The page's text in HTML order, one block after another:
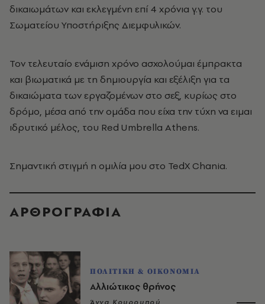
δικαιωμάτων και εκλεγμένη επί 4 χρόνια γ.γ. του
Σωματείου Υποστήριξης Διεμφυλικών.
Τον τελευταίο ενάμιση χρόνο ασχολούμαι έμπρακτα
και βιωματικά με τη δημιουργία και εξέλιξη για τα
δικαιώματα των εργαζομένων στο σεξ, κυρίως στο
δρόμο, μέσα από την ομάδα που είχα την τύχη να ειμαι
ιδρυτικό μέλος, του Red Umbrella Athens.
Σημαντική στιγμή η ομιλία μου στο TedX Chania.
ΑΡΘΡΟΓΡΑΦΙΑ
ΠΟΛΙΤΙΚΗ & ΟΙΚΟΝΟΜΙΑ
Αλλιώτικος θρήνος